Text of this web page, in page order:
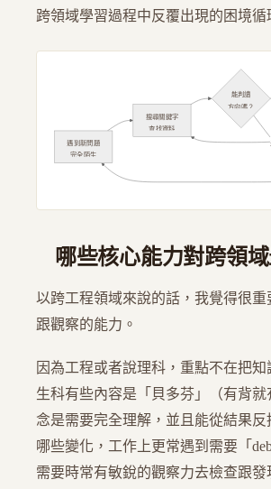
跨領域學習過程中反覆出現的困境循
遇到新問題
完全陌生
搜尋關鍵字
查找資料
能判讀
方向嗎？
哪些核心能力對跨領
以跨工程領域來說的話，我覺得很重
跟觀察的能力。
因為工程或者說理科，重點不在把
生科有些內容是「貝多芬」（有背
念是需要完全理解，並且能從結果反
哪些變化，工作上更常遇到需要「
需要時常有敏銳的觀察力去檢查跟發